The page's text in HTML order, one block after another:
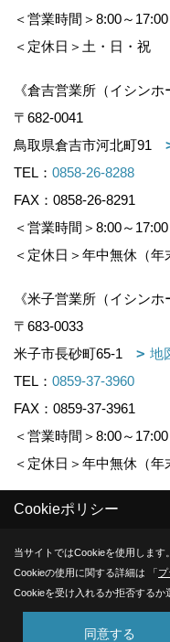
＜営業時間＞8:00～
＜定休日＞土・日・祝
《倉吉営業所（イシンホ
〒682-0041
鳥取県倉吉市河北町91
TEL： 0858-26-8288
FAX：0858-26-8291
＜営業時間＞8:00～
＜定休日＞年中無休（年
《米子営業所（イシンホ
〒683-0033
米子市長砂町65-1
地
TEL： 0859-37-3960
FAX：0859-37-3961
＜営業時間＞8:00～
＜定休日＞年中無休（年
Produced byゴデスクリエイ
Cookieポリシー
当サイトではCookieを使用します。
Cookieの使用に関する詳細は 「
Cookieを受け入れるか拒否するか
同意する